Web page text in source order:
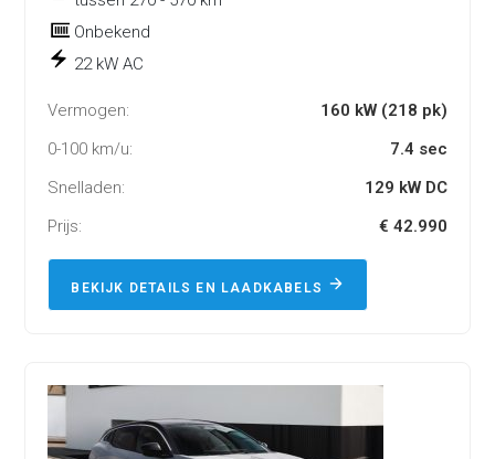
Onbekend
22 kW AC
Vermogen:
160 kW (218 pk)
0-100 km/u:
7.4 sec
Snelladen:
129 kW DC
Prijs:
€ 42.990
BEKIJK DETAILS EN LAADKABELS